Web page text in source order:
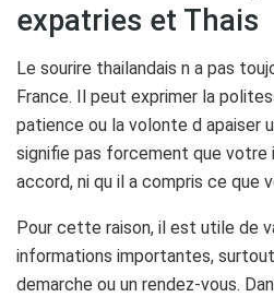
expatries et Thais
Le sourire thailandais n a pas
France. Il peut exprimer la
patience ou la volonte d apaiser
signifie pas forcement que
accord, ni qu il a compris ce que
Pour cette raison, il est utile de
informations importantes, surtout
demarche ou un rendez-vous.